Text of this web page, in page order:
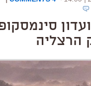
הרצליה